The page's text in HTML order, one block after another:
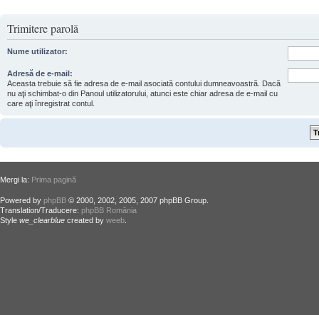
Trimitere parolă
Nume utilizator:
Adresă de e-mail:
Aceasta trebuie să fie adresa de e-mail asociată contului dumneavoastră. Dacă
nu aţi schimbat-o din Panoul utilizatorului, atunci este chiar adresa de e-mail cu
care aţi înregistrat contul.
Mergi la: Prima pagină
Powered by phpBB © 2000, 2002, 2005, 2007 phpBB Group.
Translation/Traducere: phpBB România
Style we_clearblue created by weeb